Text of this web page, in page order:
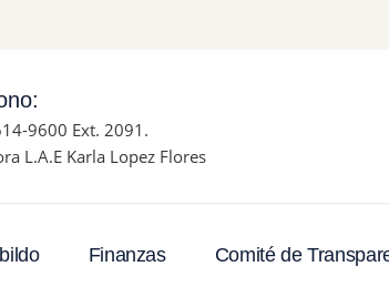
9600 Ext. 2091.
L.A.E Karla Lopez Flores
Finanzas Comité de